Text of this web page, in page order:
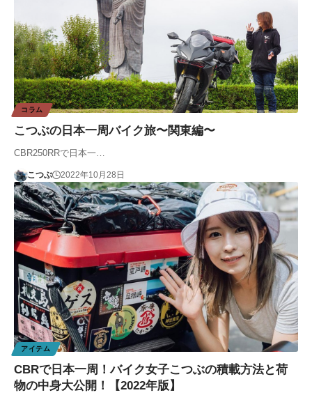
コラム
こつぶの日本一周バイク旅〜関東編〜
CBR250RRで日本一…
こつぶ 2022年10月28日
アイテム
CBRで日本一周！バイク女子こつぶの積載方法と荷
物の中身大公開！【2022年版】